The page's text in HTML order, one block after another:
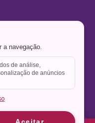
a navegação.
de análise,
de anúncios